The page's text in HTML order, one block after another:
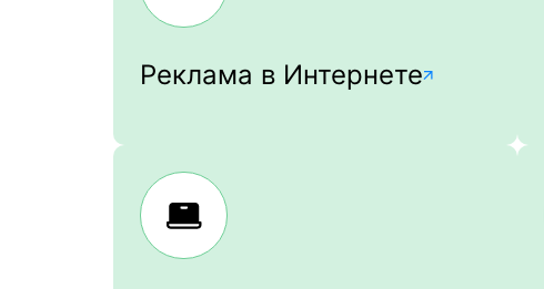
Реклама в Интернете